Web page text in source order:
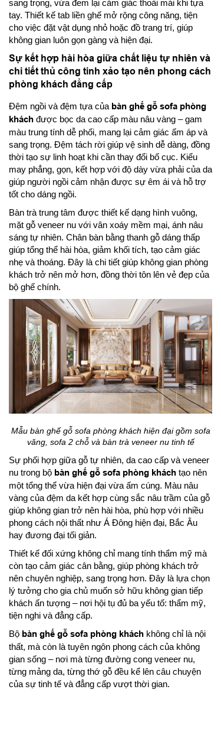
sang trọng, vừa đem lại cảm giác thoải mái khi tựa
tay. Thiết kế tab liền ghế mở rộng công năng, tiện
cho việc đặt vật dụng nhỏ hoặc đồ trang trí, giúp
không gian luôn gọn gàng và hiện đại.
Sự kết hợp hài hòa giữa chất liệu tự nhiên và
chi tiết thủ công tinh xảo tạo nên phong cách
phòng khách đẳng cấp
Đệm ngồi và đệm tựa của bàn ghế gỗ sofa phòng
khách được bọc da cao cấp màu nâu vàng – gam
màu trung tính dễ phối, mang lại cảm giác ấm áp và
sang trọng. Đệm tách rời giúp vệ sinh dễ dàng, đồng
thời tạo sự linh hoạt khi cần thay đổi bố cục. Kiểu
may phẳng, gọn, kết hợp với độ dày vừa phải của da
giúp người ngồi cảm nhận được sự êm ái và hỗ trợ
tốt cho dáng ngồi.
Bàn trà trung tâm được thiết kế dạng hình vuông,
mặt gỗ veneer nu với vân xoáy mềm mại, ánh nâu
sáng tự nhiên. Chân bàn bằng thanh gỗ dáng thấp
giúp tổng thể hài hòa, giảm khối tích, tạo cảm giác
nhẹ và thoáng. Đây là chi tiết giúp không gian phòng
khách trở nên mở hơn, đồng thời tôn lên vẻ đẹp của
bộ ghế chính.
Mẫu bàn ghế gỗ sofa phòng khách hiện đại gồm sofa
văng, sofa 2 chỗ và bàn trà veneer nu tinh tế
Sự phối hợp giữa gỗ tự nhiên, da cao cấp và veneer
nu trong bộ bàn ghế gỗ sofa phòng khách tạo nên
một tổng thể vừa hiện đại vừa ấm cúng. Màu nâu
vàng của đệm da kết hợp cùng sắc nâu trầm của gỗ
giúp không gian trở nên hài hòa, phù hợp với nhiều
phong cách nội thất như Á Đông hiện đại, Bắc Âu
hay đương đại tối giản.
Thiết kế đối xứng không chỉ mang tính thẩm mỹ mà
còn tạo cảm giác cân bằng, giúp phòng khách trở
nên chuyên nghiệp, sang trọng hơn. Đây là lựa chọn
lý tưởng cho gia chủ muốn sở hữu không gian tiếp
khách ấn tượng – nơi hội tụ đủ ba yếu tố: thẩm mỹ,
tiện nghi và đẳng cấp.
Bộ bàn ghế gỗ sofa phòng khách không chỉ là nội
thất, mà còn là tuyên ngôn phong cách của không
gian sống – nơi mà từng đường cong veneer nu,
từng mảng da, từng thớ gỗ đều kể lên câu chuyện
của sự tinh tế và đẳng cấp vượt thời gian.